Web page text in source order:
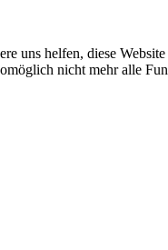
uns helfen, diese
nicht mehr alle